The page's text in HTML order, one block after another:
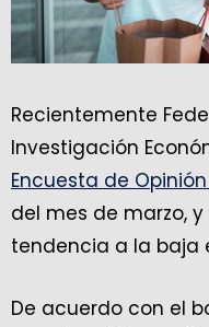
Recientemente
Investigación
Encuesta de
del mes de marzo,
tendencia a la baja
De acuerdo con el